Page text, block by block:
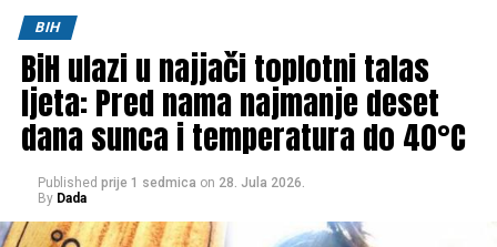
temperature u većem dijelu zemlje iznositi između
stepeni , a na jugu ponovo do 42 stepena Celzijusa.
Prema trenutnim prognozama, ni početak naredne sedmice
neće donijeti olakšanje. Nastavit će se sunčano i vrlo toplo
jugu do25 ), dok će dnevne vrijednosti ponovo dosezati
do 40 stepeni, odnosno do 42 stepenau Hercegovini.
BIH
BiH ulazi u najjači toplotni talas
ljeta: Pred nama najmanje deset
dana sunca i temperatura do 40°C
Published prije 1 sedmica on 28. Jula 2026.
By Dada